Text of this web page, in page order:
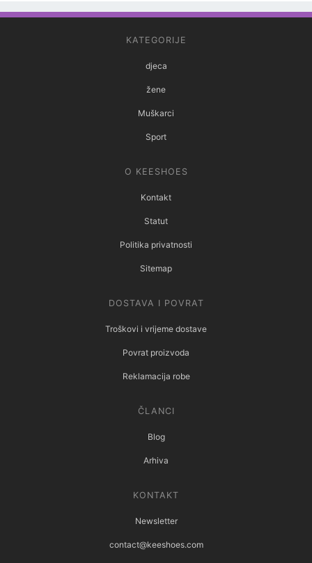
KATEGORIJE
djeca
žene
Muškarci
Sport
O KEESHOES
Kontakt
Statut
Politika privatnosti
Sitemap
DOSTAVA I POVRAT
Troškovi i vrijeme dostave
Povrat proizvoda
Reklamacija robe
ČLANCI
Blog
Arhiva
KONTAKT
Newsletter
contact@keeshoes.com